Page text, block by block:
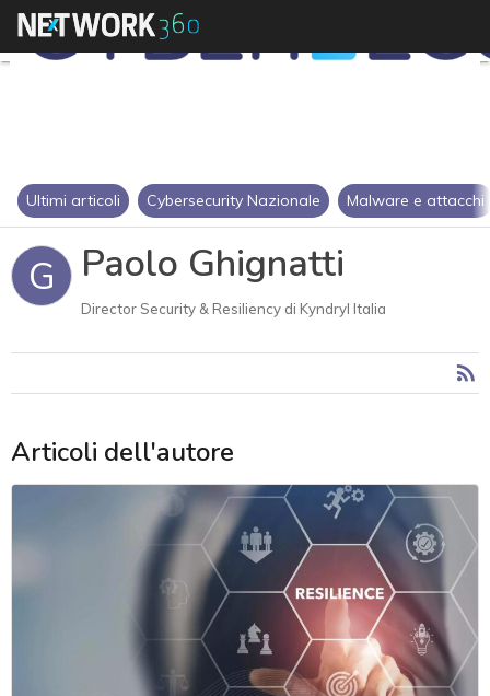
Ultimi articoli Cybersecurity Nazionale Malware e attacchi
G Paolo Ghignatti
Director Security & Resiliency di Kyndryl Italia
Articoli dell'autore